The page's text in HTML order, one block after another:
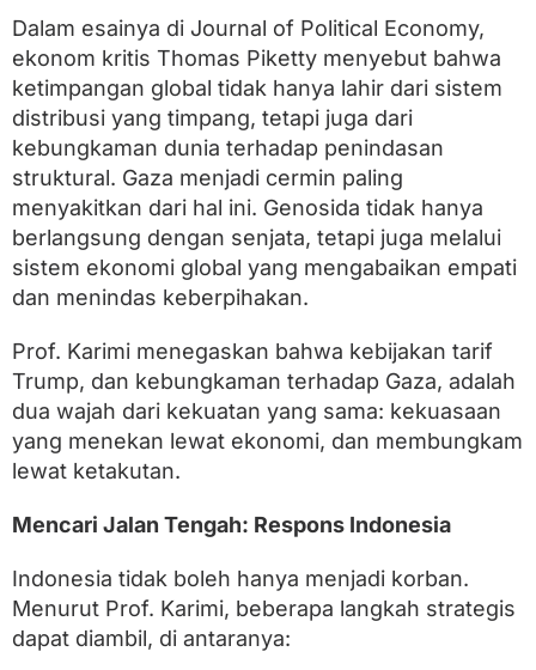
Dalam esainya di Journal of Political Economy,
ekonom kritis Thomas Piketty menyebut bahwa
ketimpangan global tidak hanya lahir dari sistem
distribusi yang timpang, tetapi juga dari
kebungkaman dunia terhadap penindasan
struktural. Gaza menjadi cermin paling
menyakitkan dari hal ini. Genosida tidak hanya
berlangsung dengan senjata, tetapi juga melalui
sistem ekonomi global yang mengabaikan empati
dan menindas keberpihakan.
Prof. Karimi menegaskan bahwa kebijakan tarif
Trump, dan kebungkaman terhadap Gaza, adalah
dua wajah dari kekuatan yang sama: kekuasaan
yang menekan lewat ekonomi, dan membungkam
lewat ketakutan.
Mencari Jalan Tengah: Respons Indonesia
Indonesia tidak boleh hanya menjadi korban.
Menurut Prof. Karimi, beberapa langkah strategis
dapat diambil, di antaranya: